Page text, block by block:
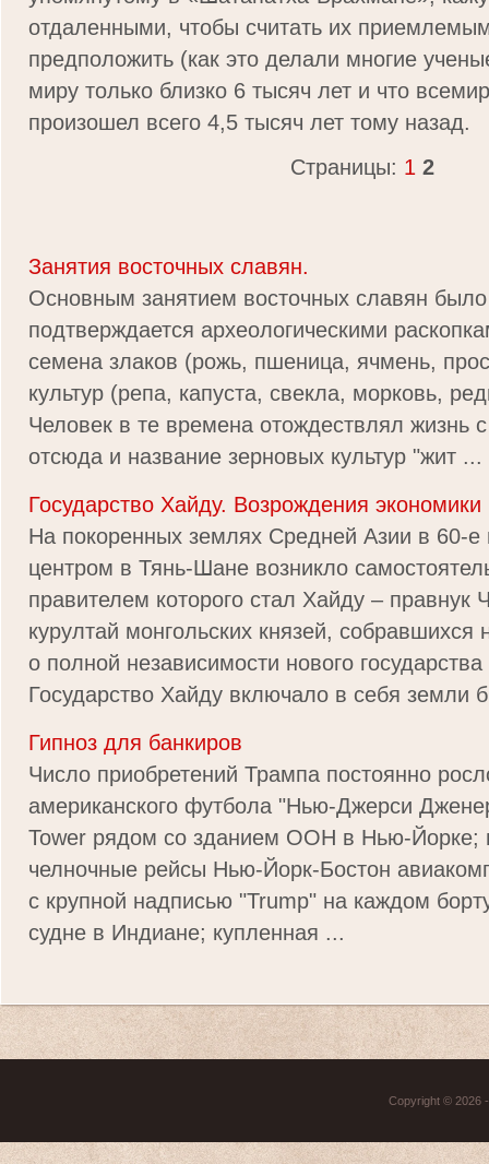
отдаленными, чтобы считать их
предположить (как это делали многие
миру только близко 6 тысяч лет и что
произошел всего 4,5 тысяч лет тому назад.
Страницы: 1 2
Занятия восточных славян.
Основным занятием восточных славян
подтверждается археологическими
семена злаков (рожь, пшеница, ячмень,
культур (репа, капуста, свекла, морковь,
Человек в те времена отождествлял жизнь
отсюда и название зерновых культур "жит ...
Государство Хайду. Возрождения экономики
На покоренных землях Средней Азии в 60-е
центром в Тянь-Шане возникло
правителем которого стал Хайду – правнук
курултай монгольских князей,
о полной независимости нового
Государство Хайду включало в себя земли
Гипноз для банкиров
Число приобретений Трампа постоянно
американского футбола "Нью-Джерси
Tower рядом со зданием ООН в Нью-Йорке;
челночные рейсы Нью-Йорк-Бостон
с крупной надписью "Trump" на каждом
судне в Индиане; купленная ...
Copyright © 2026